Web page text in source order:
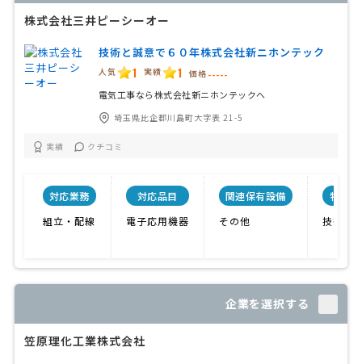
株式会社三井ピーシーオー
技術と誠意で６０年株式会社新ニホンテック
人気 1 実績 1 価格 -----
電気工事なら株式会社新ニホンテックへ
埼玉県比企郡川島町大字表 21-5
実績 クチコミ
対応業務
組立・配線
対応品目
電子応用機器
関連保有設備
その他
特色
技術力
企業を選択する
笠原理化工業株式会社